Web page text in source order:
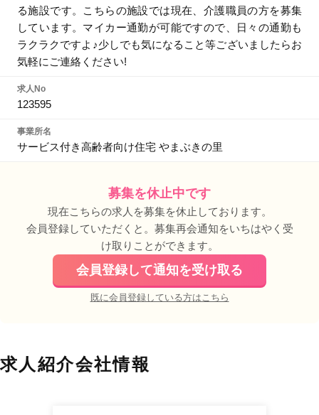
る施設です。こちらの施設では現在、介護職員の方を募集
しています。マイカー通勤が可能ですので、日々の通勤も
ラクラクですよ♪少しでも気になること等ございましたらお
気軽にご連絡ください!
求人No
123595
事業所名
サービス付き高齢者向け住宅 やまぶきの里
募集を休止中です
現在こちらの求人を募集を休止しております。
会員登録していただくと。募集再会通知をいちはやく受
け取りことができます。
会員登録して通知を受け取る
既に会員登録している方はこちら
求人紹介会社情報